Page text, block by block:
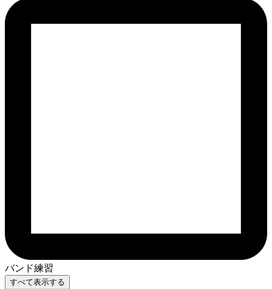
バンド練習
すべて表示する